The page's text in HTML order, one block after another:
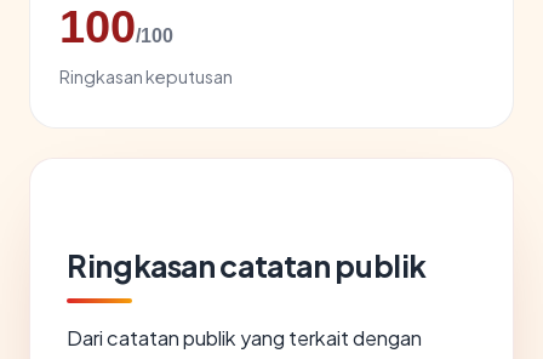
100/100
Ringkasan keputusan
Ringkasan catatan publik
Dari catatan publik yang terkait dengan